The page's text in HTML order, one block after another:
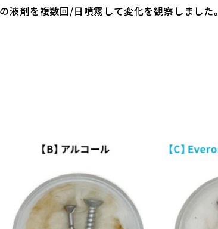
液剤を複数回/日噴霧して変化を観察しました。